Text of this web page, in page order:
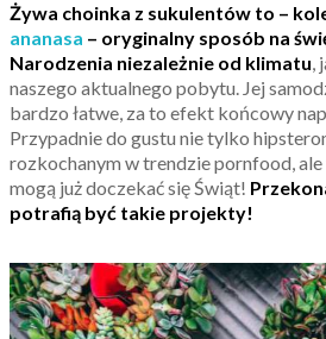
Żywa choinka z sukulentów to –
ananasa – oryginalny sposób na
Narodzenia niezależnie od klimatu,
naszego aktualnego pobytu. Jej
bardzo łatwe, za to efekt końcowy
Przypadnie do gustu nie tylko
rozkochanym w trendzie pornfood,
mogą już doczekać się Świąt!
potrafią być takie projekty!